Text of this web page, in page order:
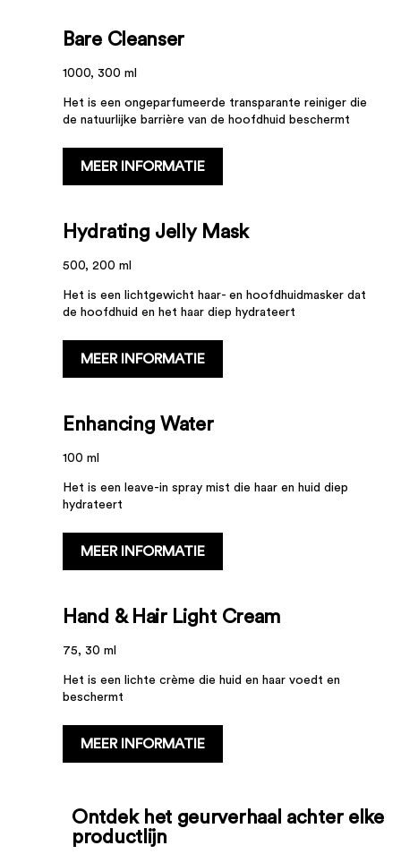
Bare Cleanser
1000, 300 ml
Het is een ongeparfumeerde transparante reiniger die
de natuurlijke barrière van de hoofdhuid beschermt
MEER INFORMATIE
Hydrating Jelly Mask
500, 200 ml
Het is een lichtgewicht haar- en hoofdhuidmasker dat
de hoofdhuid en het haar diep hydrateert
MEER INFORMATIE
Enhancing Water
100 ml
Het is een leave-in spray mist die haar en huid diep
hydrateert
MEER INFORMATIE
Hand & Hair Light Cream
75, 30 ml
Het is een lichte crème die huid en haar voedt en
beschermt
MEER INFORMATIE
Ontdek het geurverhaal achter elke
productlijn